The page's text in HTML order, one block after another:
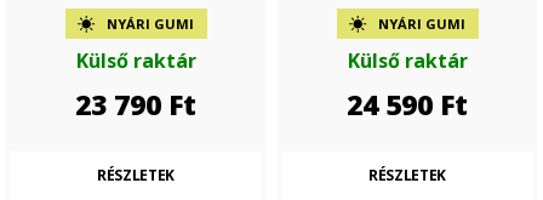
NYÁRI GUMI
Külső raktár
23 790 Ft
RÉSZLETEK
NYÁRI GUMI
Külső raktár
24 590 Ft
RÉSZLETEK